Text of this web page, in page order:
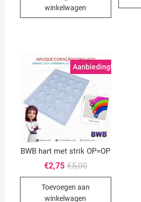
winkelwagen
Aanbieding!
BWB hart met strik OP=OP
€5,00Oorspronkelijke
€5,00.
€2,75
Huidige
€2,75.
Toevoegen aan
winkelwagen